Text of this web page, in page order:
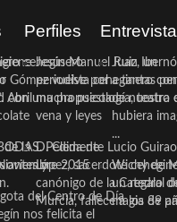
Abril
de la
y
ceheginero
Gómez vuelve por
con una propuesta
Pedida de
2015
del Centro de Día
nos felicita el
Perfiles
Jesús Manuel Ruiz, un
periodista ceheginero con
mucha psicología, teatro
vena y leyes
D. Clemente Lucio Guirao
López, sacerdote
canónigo de la Catedral
Murcia, fallece a los 89
Juan
a tantas
de nuestra
hubiera
...
Wichy de
un regalo
magia de